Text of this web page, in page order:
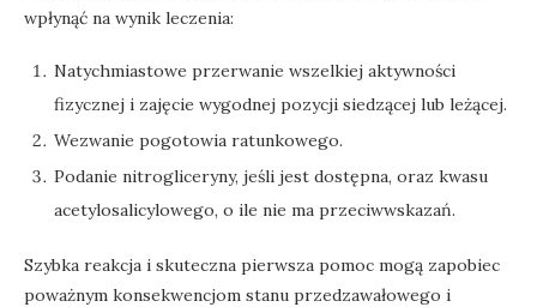
wpłynąć na wynik leczenia:
Natychmiastowe przerwanie wszelkiej aktywności
fizycznej i zajęcie wygodnej pozycji siedzącej lub leżącej.
Wezwanie pogotowia ratunkowego.
Podanie nitrogliceryny, jeśli jest dostępna, oraz kwasu
acetylosalicylowego, o ile nie ma przeciwwskazań.
Szybka reakcja i skuteczna pierwsza pomoc mogą zapobiec
poważnym konsekwencjom stanu przedzawałowego i